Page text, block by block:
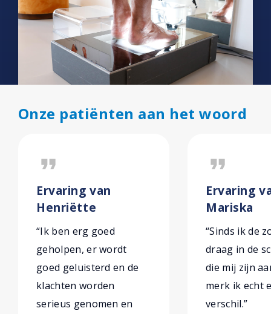
Onze patiënten aan het woord
format_quote
Ervaring van
Henriëtte
“Ik ben erg goed
geholpen, er wordt
goed geluisterd en de
klachten worden
serieus genomen en
format_quote
Ervaring
Mariska
“Sinds ik de
draag in de
die mij zijn
merk ik echt
verschil.”